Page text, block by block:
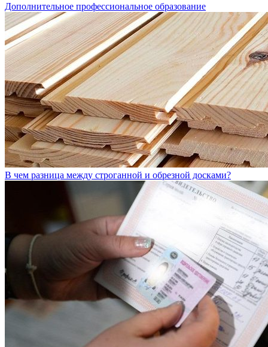
Дополнительное профессиональное образование
В чем разница между строганной и обрезной досками?